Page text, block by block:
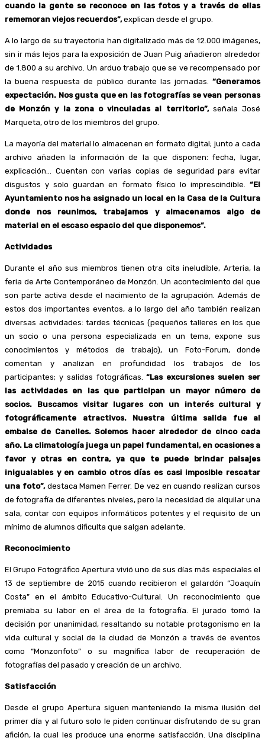
cuando la gente se reconoce en las fotos y a través de ellas
rememoran viejos recuerdos”,explican desde el grupo.
A lo largo de su trayectoria han digitalizado más de 12.000 imágenes,
sin ir más lejos para la exposición de Juan Puig añadieron alrededor
de 1.800 a su archivo. Un arduo trabajo que se ve recompensado por
la buena respuesta de público durante las jornadas. “Generamos
expectación. Nos gusta que en las fotografías se vean personas
de Monzón y la zona o vinculadas al territorio”,señala José
Marqueta, otro de los miembros del grupo.
La mayoría del material lo almacenan en formato digital; junto a cada
archivo añaden la información de la que disponen: fecha, lugar,
explicación… Cuentan con varias copias de seguridad para evitar
disgustos y solo guardan en formato físico lo imprescindible. “El
Ayuntamiento nos ha asignado un local en la Casa de la Cultura
donde nos reunimos, trabajamos y almacenamos algo de
material en el escaso espacio del que disponemos”.
Actividades
Durante el año sus miembros tienen otra cita ineludible, Arteria, la
feria de Arte Contemporáneo de Monzón. Un acontecimiento del que
son parte activa desde el nacimiento de la agrupación. Además de
estos dos importantes eventos, a lo largo del año también realizan
diversas actividades: tardes técnicas (pequeños talleres en los que
un socio o una persona especializada en un tema, expone sus
conocimientos y métodos de trabajo), un Foto-Forum, donde
comentan y analizan en profundidad los trabajos de los
participantes; y salidas fotográficas.“Las excursiones suelen ser
las actividades en las que participan un mayor número de
socios. Buscamos visitar lugares con un interés cultural y
fotográficamente atractivos. Nuestra última salida fue al
embalse de Canelles. Solemos hacer alrededor de cinco cada
año. La climatología juega un papel fundamental, en ocasiones a
favor y otras en contra, ya que te puede brindar paisajes
inigualables y en cambio otros días es casi imposible rescatar
una foto”,destaca Mamen Ferrer. De vez en cuando realizan cursos
de fotografía de diferentes niveles, pero la necesidad de alquilar una
sala, contar con equipos informáticos potentes y el requisito de un
mínimo de alumnos dificulta que salgan adelante.
Reconocimiento
El Grupo Fotográfico Apertura vivió uno de sus días más especiales el
13 de septiembre de 2015 cuando recibieron el galardón “Joaquín
Costa” en el ámbito Educativo-Cultural. Un reconocimiento que
premiaba su labor en el área de la fotografía. El jurado tomó la
decisión por unanimidad, resaltando su notable protagonismo en la
vida cultural y social de la ciudad de Monzón a través de eventos
como “Monzonfoto” o su magnífica labor de recuperación de
fotografías del pasado y creación de un archivo.
Satisfacción
Desde el grupo Apertura siguen manteniendo la misma ilusión del
primer día y al futuro solo le piden continuar disfrutando de su gran
afición, la cual les produce una enorme satisfacción. Una disciplina